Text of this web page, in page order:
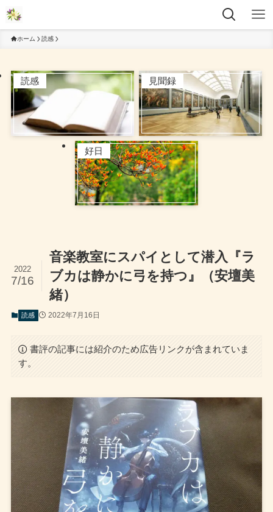
ホーム 読感
読感 見聞録
好日
音楽教室にスパイとして潜入『ラ
ブカは静かに弓を持つ』（安壇美
緒）
2022
7/16
読感 2022年7月16日
書評の記事には紹介のため広告リンクが含まれていま
す。